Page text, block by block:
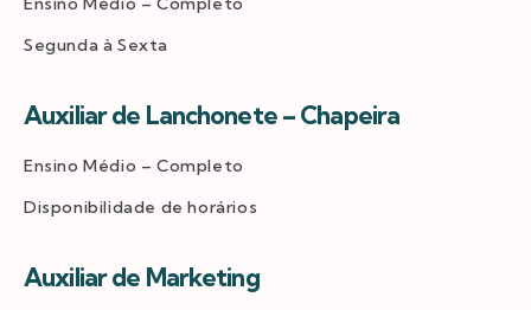
Segunda à Sexta
Auxiliar de Lanchonete – Chapeira
Ensino Médio – Completo
Disponibilidade de horários
Auxiliar de Marketing